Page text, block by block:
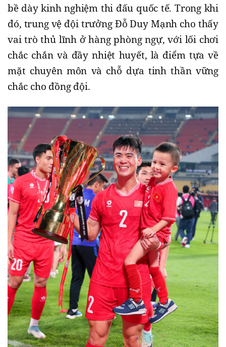
bề dày kinh nghiệm thi đấu quốc tế. Trong khi
đó, trung vệ đội trưởng Đỗ Duy Mạnh cho thấy
vai trò thủ lĩnh ở hàng phòng ngự, với lối chơi
chắc chắn và đầy nhiệt huyết, là điểm tựa về
mặt chuyên môn và chỗ dựa tinh thần vững
chắc cho đồng đội.